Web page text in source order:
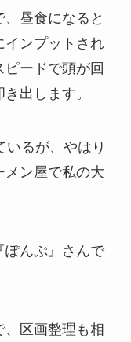
昼食になると
インプットされ
ードで頭が回
出します。
いるが、やはり
メン屋で私の大
ぽんぷ』さんで
、区画整理も相